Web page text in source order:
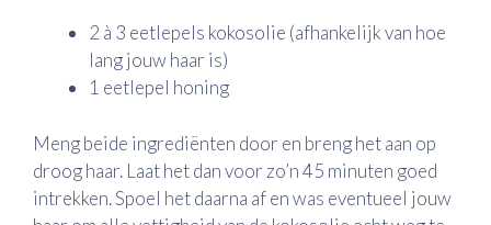
2 à 3 eetlepels kokosolie (afhankelijk van hoe
lang jouw haar is)
1 eetlepel honing
Meng beide ingrediënten door en breng het aan op
droog haar. Laat het dan voor zo’n 45 minuten goed
intrekken. Spoel het daarna af en was eventueel jouw